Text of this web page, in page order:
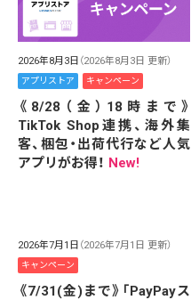
2026年8月3日 （2026年8月3日 更新）
アプリストア キャンペーン
《8/28（金）18時まで》
TikTok Shop連携、海外集
客、梱包・出荷代行など人気
アプリがお得！ New!
2026年7月1日 （2026年7月1日 更新）
キャンペーン
《7/31(金)まで》「PayPayス